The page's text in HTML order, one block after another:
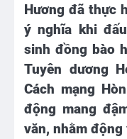
Hương đã thực
ý nghĩa khi
sinh đồng bào
Tuyên dương
Cách mạng
động mang
văn, nhằm